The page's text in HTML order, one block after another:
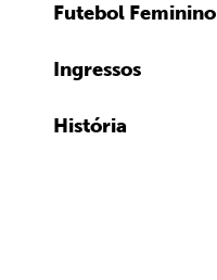
Futebol Feminino
Ingressos
História